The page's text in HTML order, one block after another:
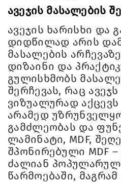
ავეჯის მასალების
ავეჯის ხარისხი და
დიდწილად არის
მასალების
დიზაინი და
გულისხმობს
შერჩევას, რაც
ვიზუალურად
არამედ
გამძლეობას და
ლამინატი, MDF,
შპონირებული MDF
ძალიან
წარმოებაში,